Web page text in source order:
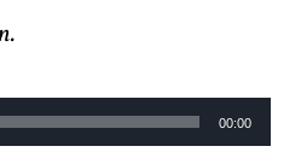
00:00